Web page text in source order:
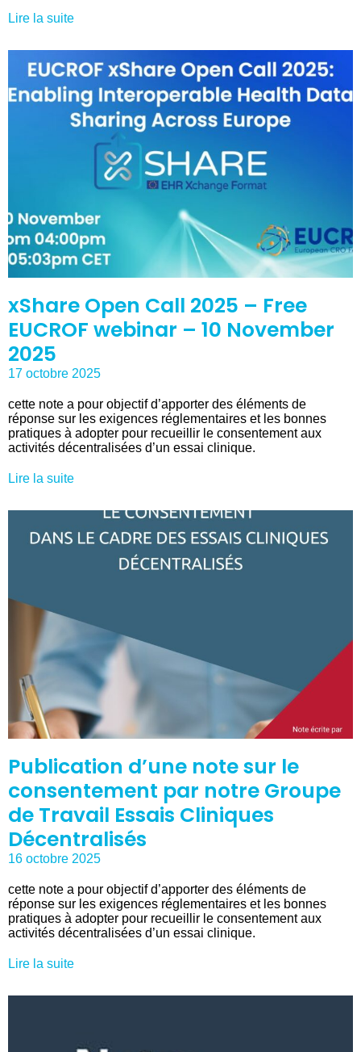
Lire la suite
xShare Open Call 2025 – Free
EUCROF webinar – 10 November
2025
17 octobre 2025
cette note a pour objectif d’apporter des éléments de
réponse sur les exigences réglementaires et les bonnes
pratiques à adopter pour recueillir le consentement aux
activités décentralisées d’un essai clinique.
Lire la suite
Publication d’une note sur le
consentement par notre Groupe
de Travail Essais Cliniques
Décentralisés
16 octobre 2025
cette note a pour objectif d’apporter des éléments de
réponse sur les exigences réglementaires et les bonnes
pratiques à adopter pour recueillir le consentement aux
activités décentralisées d’un essai clinique.
Lire la suite